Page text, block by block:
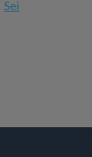
Sei